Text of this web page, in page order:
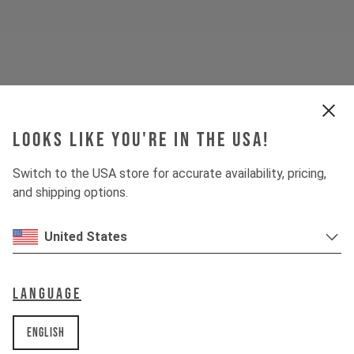
Looks like you're in the USA!
Switch to the USA store for accurate availability, pricing,
and shipping options.
United States
Language
English